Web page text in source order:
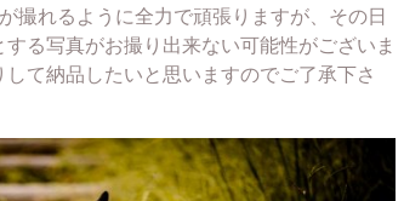
撮れるように全力で頑張りますが、その日
る写真がお撮り出来ない可能性がございま
て納品したいと思いますのでご了承下さ